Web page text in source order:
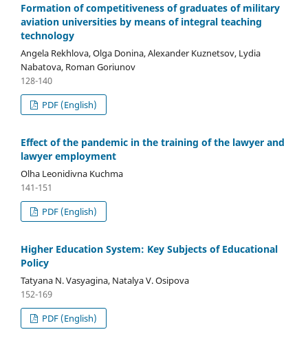
Formation of competitiveness of graduates of military
aviation universities by means of integral teaching
technology
Angela Rekhlova, Olga Donina, Alexander Kuznetsov, Lydia
Nabatova, Roman Goriunov
128-140
PDF (English)
Effect of the pandemic in the training of the lawyer and
lawyer employment
Olha Leonidivna Kuchma
141-151
PDF (English)
Higher Education System: Key Subjects of Educational
Policy
Tatyana N. Vasyagina, Natalya V. Osipova
152-169
PDF (English)